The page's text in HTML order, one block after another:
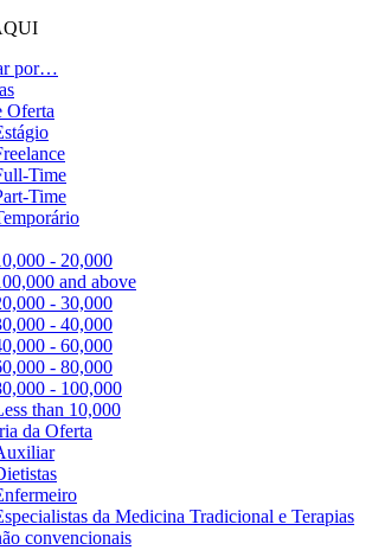
por…
Oferta
Time
Time
- 20,000
and above
- 30,000
- 40,000
- 60,000
- 80,000
- 100,000
than 10,000
da Oferta
da Medicina Tradicional e Terapias
convencionais